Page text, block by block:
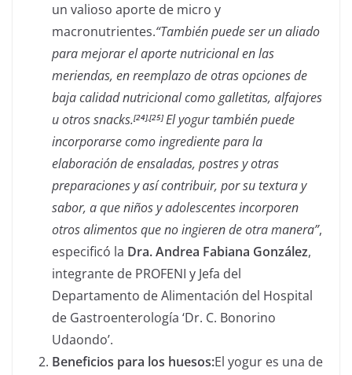
un valioso aporte de micro y
macronutrientes.“También puede ser un aliado
para mejorar el aporte nutricional en las
meriendas, en reemplazo de otras opciones de
baja calidad nutricional como galletitas, alfajores
u otros snacks.[24],[25] El yogur también puede
incorporarse como ingrediente para la
elaboración de ensaladas, postres y otras
preparaciones y así contribuir, por su textura y
sabor, a que niños y adolescentes incorporen
otros alimentos que no ingieren de otra manera”,
especificó la Dra. Andrea Fabiana González,
integrante de PROFENI y Jefa del
Departamento de Alimentación del Hospital
de Gastroenterología ‘Dr. C. Bonorino
Udaondo’.
Beneficios para los huesos:El yogur es una de